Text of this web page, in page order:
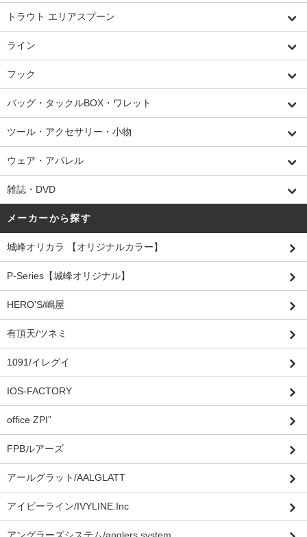
トラウト エリアスプーン
ライン
フック
バッグ・タックルBOX・ワレット
ツール・アクセサリー・小物
ウェア・アパレル
雑誌・DVD
メーカーから探す
城峰オリカラ 【オリジナルカラー】
P-Series【城峰オリジナル】
HERO'S/嶋屋
有頂天/ツネミ
1091/イレグイ
IOS-FACTORY
office ZPI”
FPBルアーズ
アールグラット/AALGLATT
アイビーライン/IVYLINE.Inc